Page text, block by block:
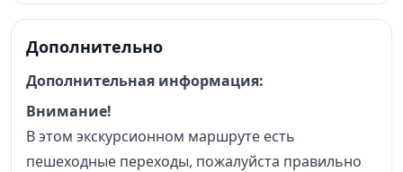
Дополнительно
Дополнительная информация:
Внимание!
В этом экскурсионном маршруте есть
пешеходные переходы, пожалуйста правильно